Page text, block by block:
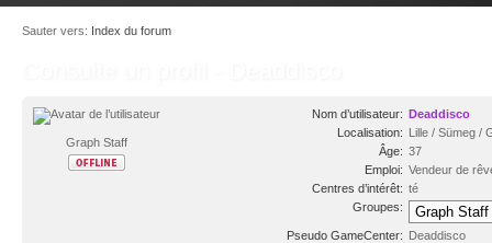
Sauter vers: Index du forum
Graph Staff
Nom d’utilisateur: Deaddisco
Localisation: Lille / Sümeg /
Âge: 37
Emploi: Vendeur de
Centres d’intérêt: té
Groupes:
Pseudo GameCenter: Deaddisco